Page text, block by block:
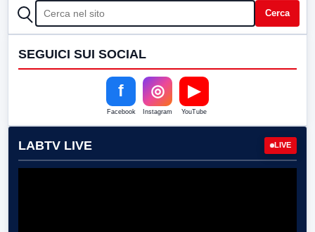
CERCA Cerca
SEGUICI SUI SOCIAL
f
Facebook
◎
Instagram
▶
YouTube
LABTV LIVE LIVE